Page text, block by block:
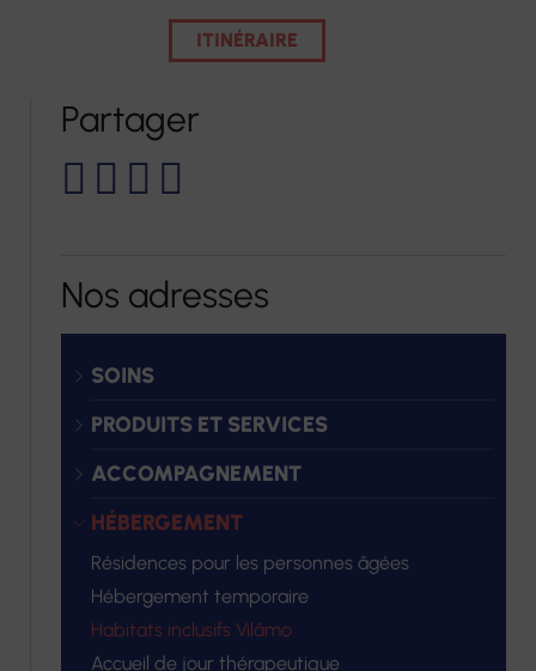
ITINÉRAIRE
Partager
Nos adresses
SOINS
PRODUITS ET SERVICES
ACCOMPAGNEMENT
HÉBERGEMENT
Résidences pour les personnes âgées
Hébergement temporaire
Habitats inclusifs Vilâmo
Accueil de jour thérapeutique